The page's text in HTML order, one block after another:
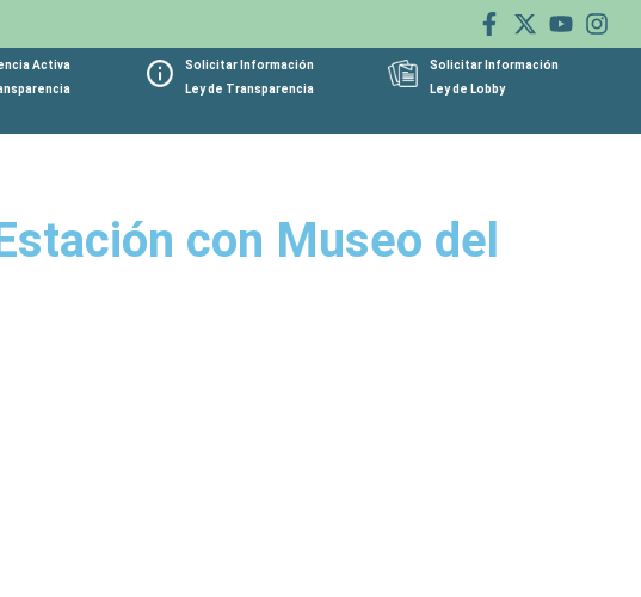
Activa
Solicitar Información
Ley de Transparencia
Solicitar Información
Ley de Lobby
con Museo del